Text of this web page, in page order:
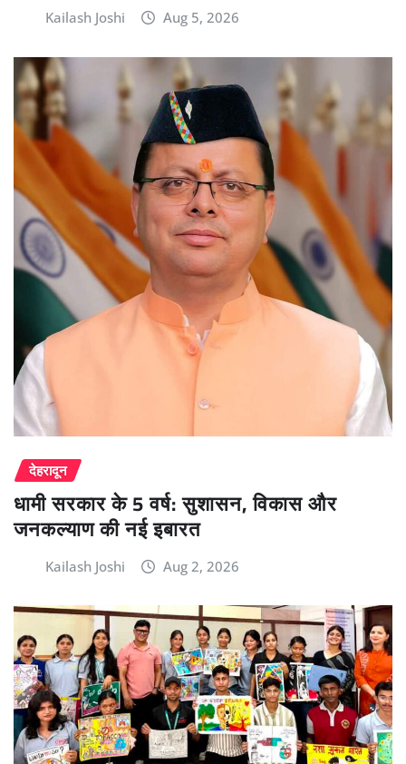
Kailash Joshi Aug 5, 2026
देहरादून
धामी सरकार के 5 वर्ष: सुशासन, विकास और
जनकल्याण की नई इबारत
Kailash Joshi Aug 2, 2026